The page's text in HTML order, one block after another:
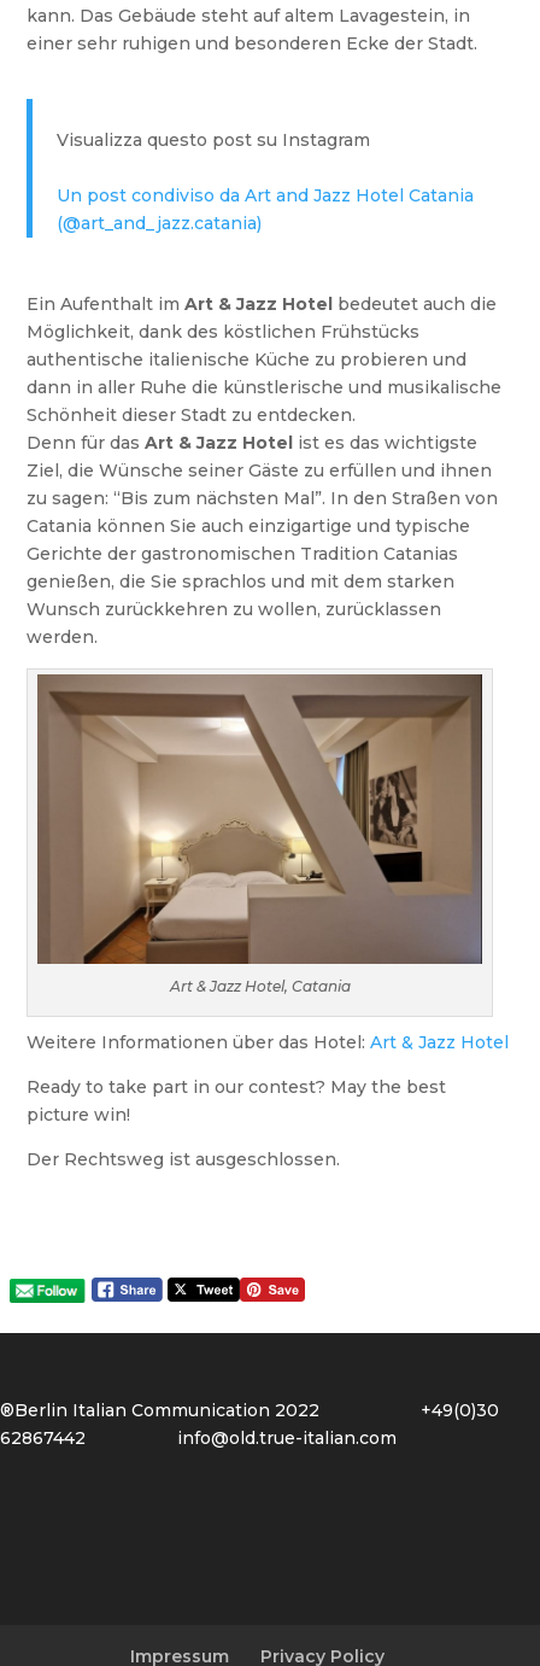
kann. Das Gebäude steht auf altem Lavagestein, in
einer sehr ruhigen und besonderen Ecke der Stadt.
Visualizza questo post su Instagram
Un post condiviso da Art and Jazz Hotel Catania
(@art_and_jazz.catania)
Ein Aufenthalt imArt & Jazz Hotel bedeutet auch die
Möglichkeit, dank des köstlichen Frühstücks
authentische italienische Küche zu probieren und
dann in aller Ruhe die künstlerische und musikalische
Schönheit dieser Stadt zu entdecken.
Denn für dasArt & Jazz Hotel ist es das wichtigste
Ziel, die Wünsche seiner Gäste zu erfüllen und ihnen
zu sagen: “Bis zum nächsten Mal”. In den Straßen von
Catania können Sie auch einzigartige und typische
Gerichte der gastronomischen Tradition Catanias
genießen, die Sie sprachlos und mit dem starken
Wunsch zurückkehren zu wollen, zurücklassen
werden.
Art & Jazz Hotel, Catania
Weitere Informationen über das Hotel:Art & Jazz Hotel
Ready to take part in our contest? May the best
picture win!
Der Rechtsweg ist ausgeschlossen.
®Berlin Italian Communication 2022 +49(0)30
62867442
info@old.true-italian.com
Impressum Privacy Policy